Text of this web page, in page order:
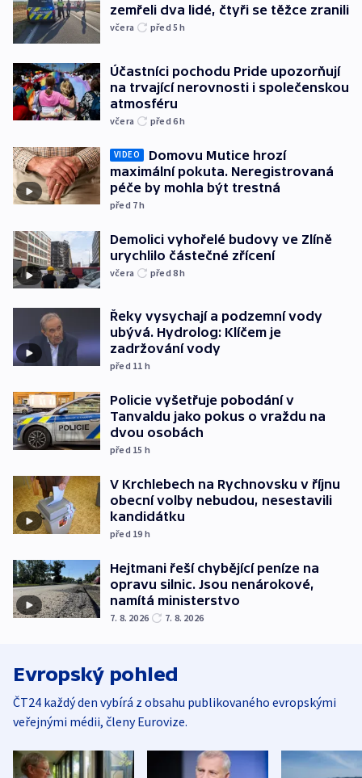
zemřeli dva lidé, čtyři se těžce zranili
včera před 5h
Účastníci pochodu Pride upozorňují
na trvající nerovnosti i společenskou
atmosféru
včera před 6h
VIDEO
Domovu Mutice hrozí
maximální pokuta. Neregistrovaná
péče by mohla být trestná
před 7h
Demolici vyhořelé budovy ve Zlíně
urychlilo částečné zřícení
včera před 8h
Řeky vysychají a podzemní vody
ubývá. Hydrolog: Klíčem je
zadržování vody
před 11 h
Policie vyšetřuje pobodání v
Tanvaldu jako pokus o vraždu na
dvou osobách
před 15 h
V Krchlebech na Rychnovsku v říjnu
obecní volby nebudou, nesestavili
kandidátku
před 19 h
Hejtmani řeší chybějící peníze na
opravu silnic. Jsou nenárokové,
namítá ministerstvo
7. 8. 2026 7. 8. 2026
Evropský pohled
ČT24 každý den vybírá z obsahu publikovaného evropskými
veřejnými médii, členy Eurovize.